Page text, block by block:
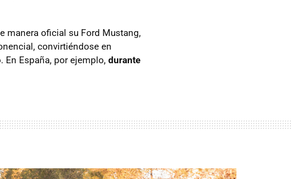
manera oficial su Ford Mustang,
convirtiéndose en
España, por ejemplo, durante